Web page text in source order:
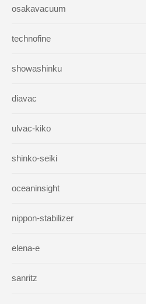
osakavacuum
technofine
showashinku
diavac
ulvac-kiko
shinko-seiki
oceaninsight
nippon-stabilizer
elena-e
sanritz